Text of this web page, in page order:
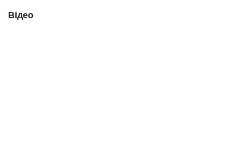
Відео